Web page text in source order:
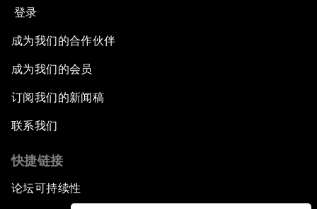
登录
成为我们的合作伙伴
成为我们的会员
订阅我们的新闻稿
联系我们
快捷链接
论坛可持续性